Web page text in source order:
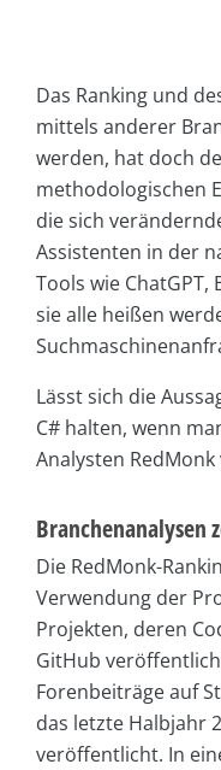
Das Ranking und
mittels anderer
werden, hat doch
methodologischen
die sich
Assistenten in der
Tools wie
sie alle heißen
Lässt sich die
C# halten, wenn
Analysten
Branchenanalysen
Die RedMonk-
Verwendung der
Projekten, deren
GitHub
Forenbeiträge auf
das letzte Halbjahr
veröffentlicht. In